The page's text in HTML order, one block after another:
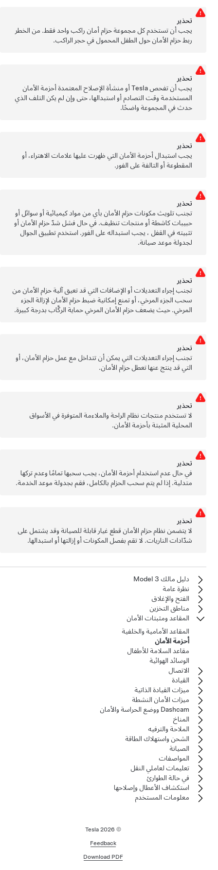
تحذﻳر
يجب أن تستخدم كل مجموعة حزام أمان راكب واحد فقط. من الخطر
ربط حزام الأمان حول الطفل المحمول في حجر الراكب.
تحذﻳر
يجب أن تفحص Tesla أو منشأة الإصلاح المعتمدة أحزمة الأمان
المستخدمة وقت التصادم أو استبدالها، حتى وإن لم يكن التلف الذي
حدث في المجموعة واضحًا.
تحذﻳر
يجب استبدال أحزمة الأمان التي ظهرت عليها علامات الاهتراء، أو
المقطوعة أو التالفة على الفور.
تحذﻳر
تجنب تلويث مكونات حزام الأمان بأي من مواد كيميائية أو سوائل أو
حبيبات كاشطة أو منتجات تنظيف. في حال فشل شدّ حزام الأمان أو
تثبيته في القفل ، يجب استبداله على الفور. استخدم تطبيق الجوال
لجدولة موعد صيانة.
تحذﻳر
تجنب إجراء التعديلات أو الإضافات التي قد تعيق آلية حزام الأمان من
سحب الجزء المرخي، أو تمنع إمكانية ضبط حزام الأمان لإزالة الجزء
المرخي. حيث يضعف حزام الأمان المرخي حماية الركَّاب بدرجة كبيرة.
تحذﻳر
تجنب إجراء التعديلات التي يمكن أن تتداخل مع عمل حزام الأمان، أو
التي قد ينتج عنها تعطل حزام الأمان.
تحذﻳر
لا تستخدم منتجات نظام الراحة والملاءمة المتوفرة في الأسواق
المحلية المثبتة بأحزمة الأمان.
تحذﻳر
في حال عدم استخدام أحزمة الأمان، يجب سحبها تمامًا وعدم تركها
متدلية. إذا لم يتم سحب الحزام بالكامل، فقم بجدولة موعد الخدمة.
تحذﻳر
لا يتضمن نظام حزام الأمان قطع غيار قابلة للصيانة وقد يشتمل على
شدّادات الناريات. لا تقم بفصل المكونات أو إزالتها أو استبدالها.
دليل مالك Model 3
نظرة عامة
الفتح والإغلاق
مناطق التخزين
المقاعد ومثبتات الأمان
المقاعد الأمامية والخلفية
أحزمة الأمان
مقاعد السلامة للأطفال
الوسائد الهوائية
الاتصال
القيادة
ميزات القيادة الذاتية
ميزات الأمان النشطة
Dashcam ووضع الحراسة والأمان
المناخ
الملاحة والترفيه
الشحن واستهلاك الطاقة
الصيانة
المواصفات
تعليمات لعاملي النقل
في حالة الطوارئ
استكشاف الأعطال وإصلاحها
معلومات المستخدم
2026
Feedback
Download PDF